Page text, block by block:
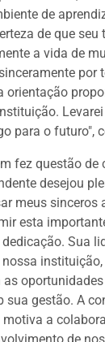
de
de que
a vida de
por
orientação
Levarei
para o futuro",
fez questão
desejou
meus sinceros
esta
Sua
sua gestão. A
a